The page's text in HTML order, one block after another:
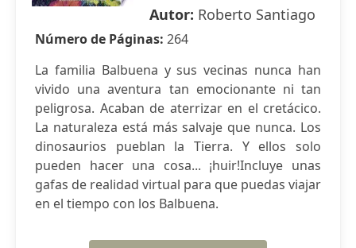
Autor: Roberto Santiago
Número de Páginas: 264
La familia Balbuena y sus vecinas nunca han
vivido una aventura tan emocionante ni tan
peligrosa. Acaban de aterrizar en el cretácico.
La naturaleza está más salvaje que nunca. Los
dinosaurios pueblan la Tierra. Y ellos solo
pueden hacer una cosa... ¡huir!Incluye unas
gafas de realidad virtual para que puedas viajar
en el tiempo con los Balbuena.